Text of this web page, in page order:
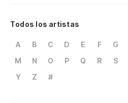
Todos los artistas
A B C D E F G
M
N O P Q R S
Y
Z #